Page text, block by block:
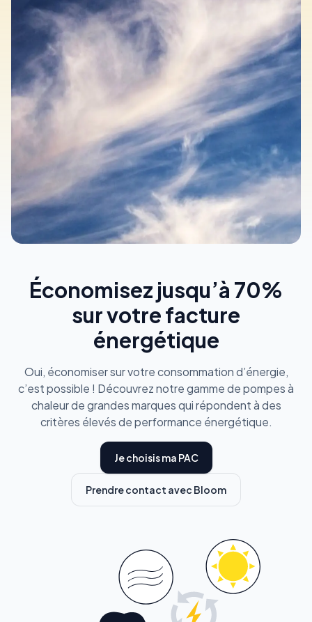
Économisez jusqu’à 70%
sur votre facture
énergétique
Oui, économiser sur votre consommation d’énergie,
c’est possible ! Découvrez notre gamme de pompes à
chaleur de grandes marques qui répondent à des
critères élevés de performance énergétique.
Je choisis ma PAC
Prendre contact avec Bloom